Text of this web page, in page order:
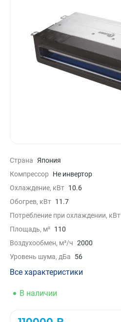
Страна
Япония
Компрессор
Не инвертор
Охлаждение, кВт 10.6
Обогрев, кВт 11.7
Потребление при охлаждении, кВт
Площадь, м² 110
Воздухообмен, м³/ч 2000
Уровень шума, дБа
56
Все характеристики
В наличии